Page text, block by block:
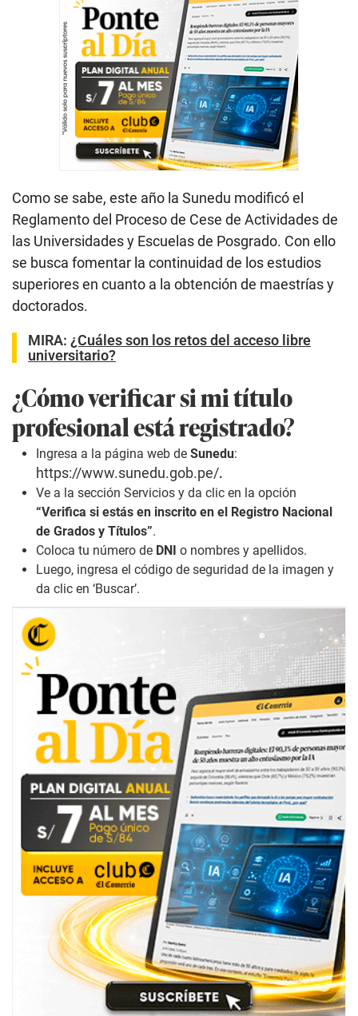
Como se sabe, este año la Sunedu modificó el
Reglamento del Proceso de Cese de Actividades de
las Universidades y Escuelas de Posgrado. Con ello
se busca fomentar la continuidad de los estudios
superiores en cuanto a la obtención de maestrías y
doctorados.
MIRA: ¿Cuáles son los retos del acceso libre
universitario?
¿Cómo verificar si mi título
profesional está registrado?
Ingresa a la página web de Sunedu:
https://www.sunedu.gob.pe/.
Ve a la sección Servicios y da clic en la opción
“Verifica si estás en inscrito en el Registro Nacional
de Grados y Títulos”.
Coloca tu número de DNI o nombres y apellidos.
Luego, ingresa el código de seguridad de la imagen y
da clic en ‘Buscar’.